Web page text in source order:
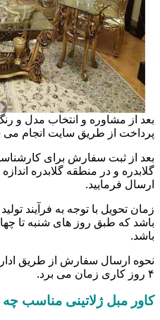
بعد از مشاوره و انتخاب مدل و
پرداخت از طریق سایت انجام می
بعد از ثبت سفارش برای
گلابدره و در منطقه گلابدره
ارسال فرمایید.
زمان تحویل با توجه به فرآیند
باشد که طبق روز های شنبه تا
باشد.
۴ روز کاری زمان می برد.
کاور مبل ژلاتینی مناسب